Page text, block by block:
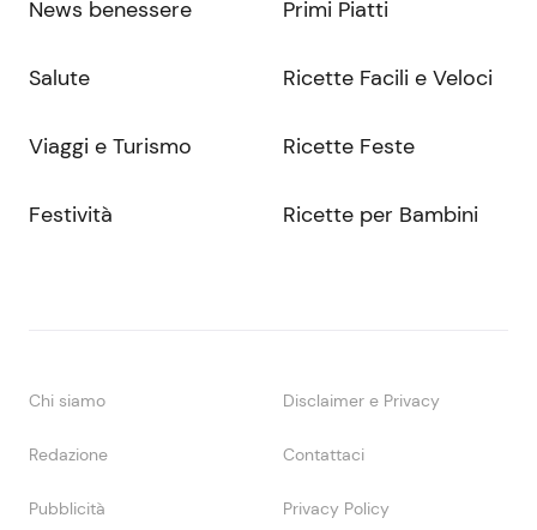
News benessere
Salute
Viaggi e Turismo
Festività
Primi Piatti
Ricette Facili e Veloci
Ricette Feste
Ricette per Bambini
Chi siamo Disclaimer e Privacy
Redazione Contattaci
Pubblicità Privacy Policy